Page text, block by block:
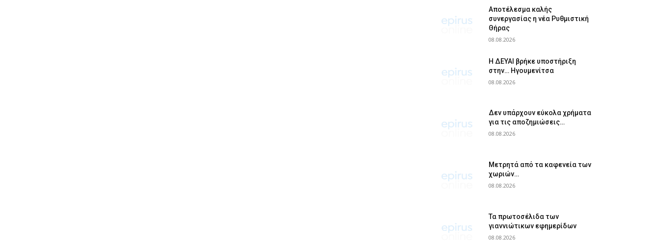
Αποτέλεσμα καλής
συνεργασίας η νέα Ρυθμιστική
Θήρας
08.08.2026
Η ΔΕΥΑΙ βρήκε υποστήριξη
στην… Ηγουμενίτσα
08.08.2026
Δεν υπάρχουν εύκολα χρήματα
για τις αποζημιώσεις…
08.08.2026
Μετρητά από τα καφενεία των
χωριών…
08.08.2026
Τα πρωτοσέλιδα των
γιαννιώτικων εφημερίδων
08.08.2026